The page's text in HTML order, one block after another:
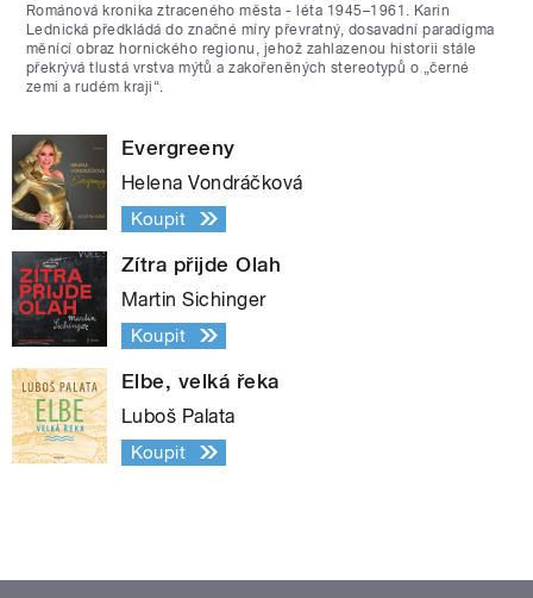
Románová kronika ztraceného města - léta 1945–1961. Karin
Lednická předkládá do značné míry převratný, dosavadní paradigma
měnící obraz hornického regionu, jehož zahlazenou historii stále
překrývá tlustá vrstva mýtů a zakořeněných stereotypů o „černé
zemi a rudém kraji“.
Evergreeny
Helena Vondráčková
Koupit
Zítra přijde Olah
Martin Sichinger
Koupit
Elbe, velká řeka
Luboš Palata
Koupit